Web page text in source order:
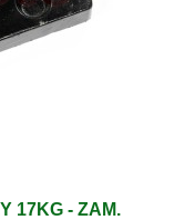
17KG - ZAM.